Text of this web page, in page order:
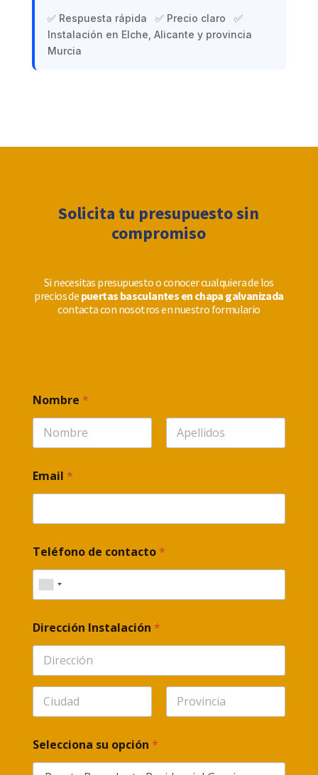
✅ Respuesta rápida ✅ Precio claro ✅
Instalación en Elche, Alicante y provincia
Murcia
Solicita tu presupuesto sin
compromiso
Si necesitas presupuesto o conocer cualquiera de los
precios de puertas basculantes en chapa galvanizada
contacta con nosotros en nuestro formulario
Nombre *
Email *
Teléfono de contacto *
Dirección Instalación *
Selecciona su opción *